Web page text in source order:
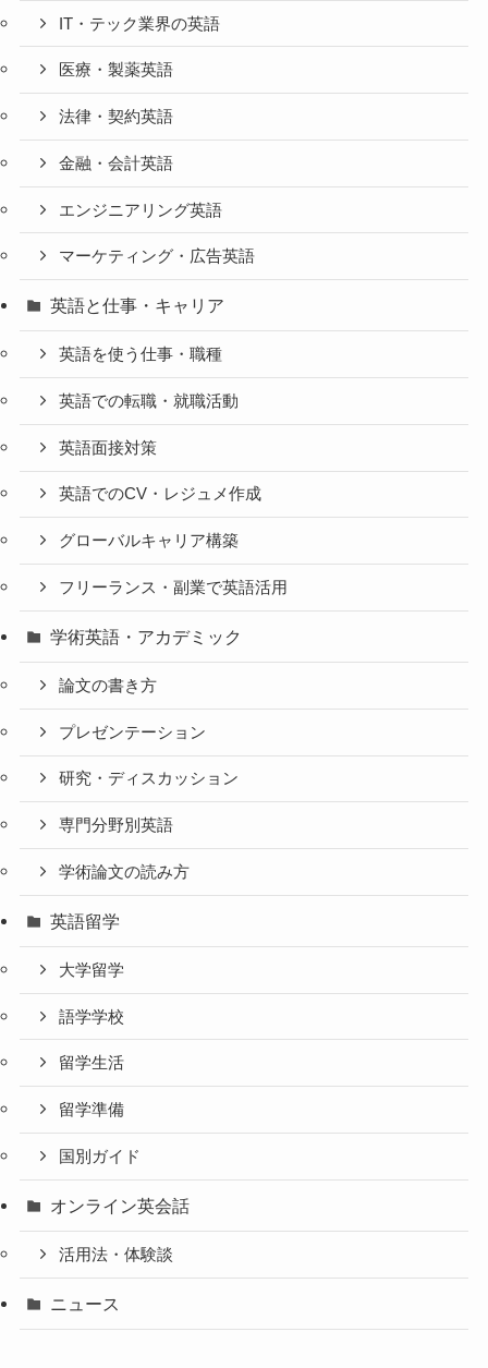
IT・テック業界の英語
医療・製薬英語
法律・契約英語
金融・会計英語
エンジニアリング英語
マーケティング・広告英語
英語と仕事・キャリア
英語を使う仕事・職種
英語での転職・就職活動
英語面接対策
英語でのCV・レジュメ作成
グローバルキャリア構築
フリーランス・副業で英語活用
学術英語・アカデミック
論文の書き方
プレゼンテーション
研究・ディスカッション
専門分野別英語
学術論文の読み方
英語留学
大学留学
語学学校
留学生活
留学準備
国別ガイド
オンライン英会話
活用法・体験談
ニュース